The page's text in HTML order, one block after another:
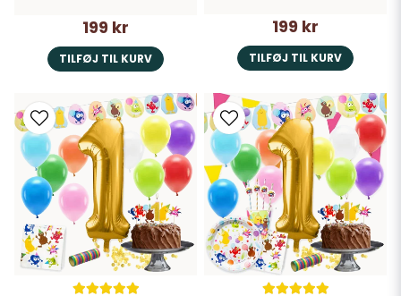
199 kr
TILFØJ TIL KURV
199 kr
TILFØJ TIL KURV